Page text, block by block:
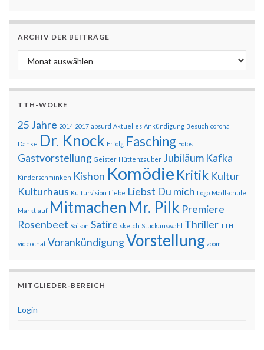
ARCHIV DER BEITRÄGE
Archiv der Beiträge
TTH-WOLKE
25 Jahre 2014 2017 absurd Aktuelles Ankündigung Besuch corona
Danke Dr. Knock Erfolg Fasching Fotos
Gastvorstellung Geister Hüttenzauber Jubiläum Kafka
Kinderschminken Kishon Komödie Kritik Kultur
Kulturhaus Kulturvision Liebe Liebst Du mich Logo Madlschule
Marktlauf Mitmachen Mr. Pilk Premiere
Rosenbeet Saison Satire sketch Stückauswahl Thriller TTH
videochat VorankündigungVorstellung zoom
MITGLIEDER-BEREICH
Login